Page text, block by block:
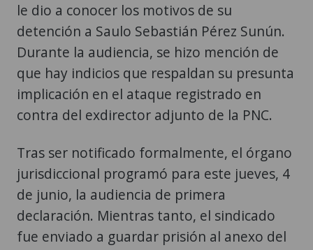
le dio a conocer los motivos de su
detención a Saulo Sebastián Pérez Sunún.
Durante la audiencia, se hizo mención de
que hay indicios que respaldan su presunta
implicación en el ataque registrado en
contra del exdirector adjunto de la PNC.
Tras ser notificado formalmente, el órgano
jurisdiccional programó para este jueves, 4
de junio, la audiencia de primera
declaración. Mientras tanto, el sindicado
fue enviado a guardar prisión al anexo del